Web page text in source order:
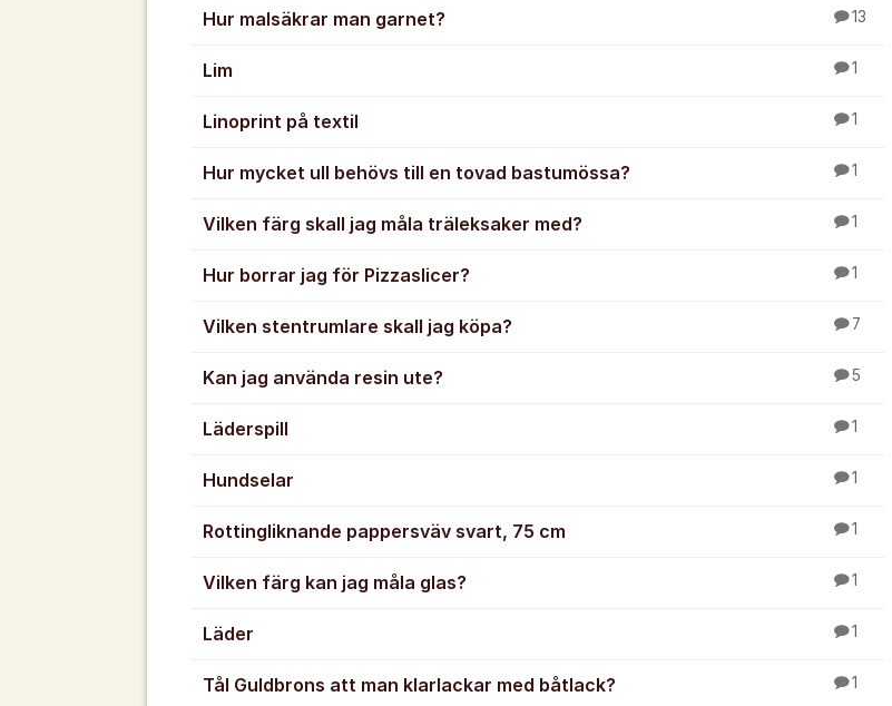
Hur malsäkrar man garnet? 13
Lim 1
Linoprint på textil 1
Hur mycket ull behövs till en tovad bastumössa? 1
Vilken färg skall jag måla träleksaker med? 1
Hur borrar jag för Pizzaslicer? 1
Vilken stentrumlare skall jag köpa? 7
Kan jag använda resin ute? 5
Läderspill 1
Hundselar 1
Rottingliknande pappersväv svart, 75 cm 1
Vilken färg kan jag måla glas? 1
Läder 1
Tål Guldbrons att man klarlackar med båtlack? 1